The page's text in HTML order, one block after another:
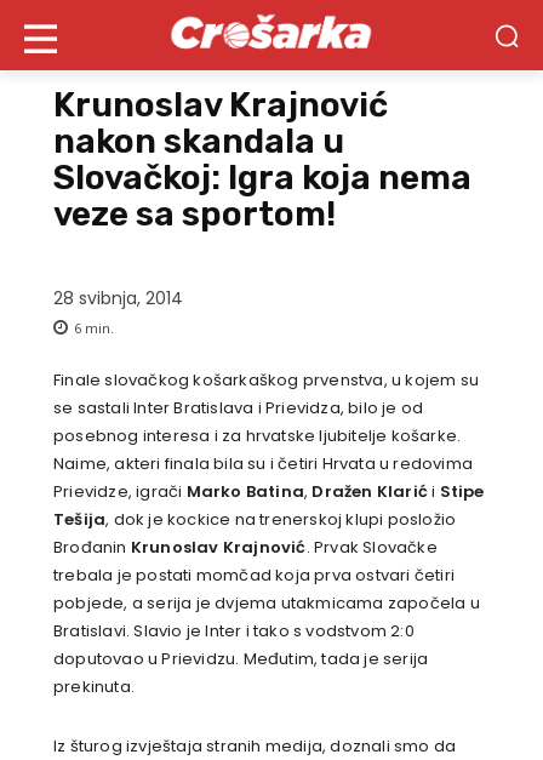
Krunoslav Krajnović
nakon skandala u
Slovačkoj: Igra koja nema
veze sa sportom!
28 svibnja, 2014
6 min.
Finale slovačkog košarkaškog prvenstva, u kojem su
se sastali Inter Bratislava i Prievidza, bilo je od
posebnog interesa i za hrvatske ljubitelje košarke.
Naime, akteri finala bila su i četiri Hrvata u redovima
Prievidze, igrači Marko Batina, Dražen Klarići Stipe
Tešija, dok je kockice na trenerskoj klupi posložio
Brođanin Krunoslav Krajnović. Prvak Slovačke
trebala je postati momčad koja prva ostvari četiri
pobjede, a serija je dvjema utakmicama započela u
Bratislavi. Slavio je Inter i tako s vodstvom 2:0
doputovao u Prievidzu. Međutim, tada je serija
prekinuta.
Iz šturog izvještaja stranih medija, doznali smo da